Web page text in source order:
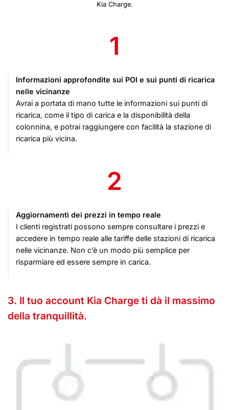
Kia Charge.
1
Informazioni approfondite sui POI e sui punti di ricarica
nelle vicinanze
Avrai a portata di mano tutte le informazioni sui punti di
ricarica, come il tipo di carica e la disponibilità della
colonnina, e potrai raggiungere con facilità la stazione di
ricarica più vicina.
2
Aggiornamenti dei prezzi in tempo reale
I clienti registrati possono sempre consultare i prezzi e
accedere in tempo reale alle tariffe delle stazioni di ricarica
nelle vicinanze. Non c’è un modo più semplice per
risparmiare ed essere sempre in carica.
3. Il tuo account Kia Charge ti dà il massimo
della tranquillità.